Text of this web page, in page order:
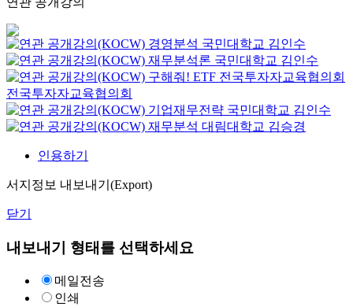
경영분석 국민대학교 김인수
재무분석론 국민대학교 김인수
구해줘! ETF 전국투자자교육협의회
전국투자자교육협의회
기업재무전략 국민대학교 김인수
재무분석 대림대학교 김승경
인용하기
서지정보 내보내기(Export)
닫기
내보내기 형태를 선택하세요
메일전송
인쇄